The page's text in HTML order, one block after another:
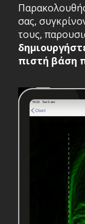
σας,
τους,
πιστή βάση